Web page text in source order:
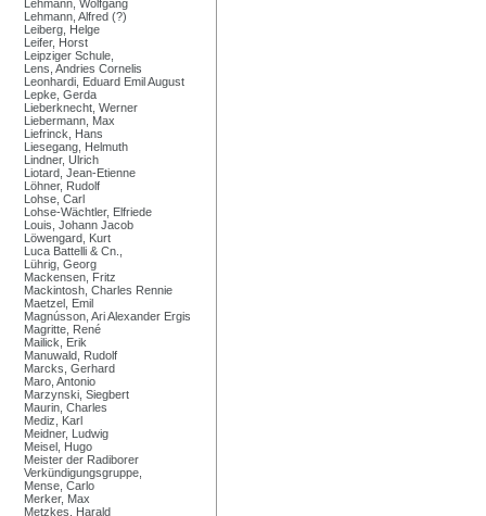
Lehmann, Wolfgang
Lehmann, Alfred (?)
Leiberg, Helge
Leifer, Horst
Leipziger Schule,
Lens, Andries Cornelis
Leonhardi, Eduard Emil August
Lepke, Gerda
Lieberknecht, Werner
Liebermann, Max
Liefrinck, Hans
Liesegang, Helmuth
Lindner, Ulrich
Liotard, Jean-Etienne
Löhner, Rudolf
Lohse, Carl
Lohse-Wächtler, Elfriede
Louis, Johann Jacob
Löwengard, Kurt
Luca Battelli & Cn.,
Lührig, Georg
Mackensen, Fritz
Mackintosh, Charles Rennie
Maetzel, Emil
Magnússon, Ari Alexander Ergis
Magritte, René
Mailick, Erik
Manuwald, Rudolf
Marcks, Gerhard
Maro, Antonio
Marzynski, Siegbert
Maurin, Charles
Mediz, Karl
Meidner, Ludwig
Meisel, Hugo
Meister der Radiborer
Verkündigungsgruppe,
Mense, Carlo
Merker, Max
Metzkes, Harald